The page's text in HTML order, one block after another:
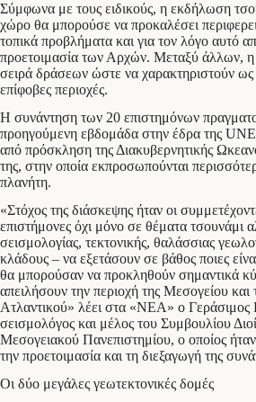
Σύμφωνα με τους ειδικούς, η εκδήλωση
χώρο θα μπορούσε να προκαλέσει
τοπικά προβλήματα και για τον λόγο αυτό
προετοιμασία των Αρχών. Μεταξύ άλλων, η
σειρά δράσεων ώστε να χαρακτηριστούν
επίφοβες περιοχές.
Η συνάντηση των 20 επιστημόνων
προηγούμενη εβδομάδα στην έδρα της
από πρόσκληση της Διακυβερνητικής
της, στην οποία εκπροσωπούνται
πλανήτη.
«Στόχος της διάσκεψης ήταν οι
επιστήμονες όχι μόνο σε θέματα τσουνάμι
σεισμολογίας, τεκτονικής, θαλάσσιας
κλάδους – να εξετάσουν σε βάθος ποιες
θα μπορούσαν να προκληθούν σημαντικά
απειλήσουν την περιοχή της Μεσογείου και
Ατλαντικού» λέει στα «ΝΕΑ» ο
σεισμολόγος και μέλος του Συμβουλίου
Μεσογειακού Πανεπιστημίου, ο οποίος
την προετοιμασία και τη διεξαγωγή της
Οι δύο μεγάλες γεωτεκτονικές δομές